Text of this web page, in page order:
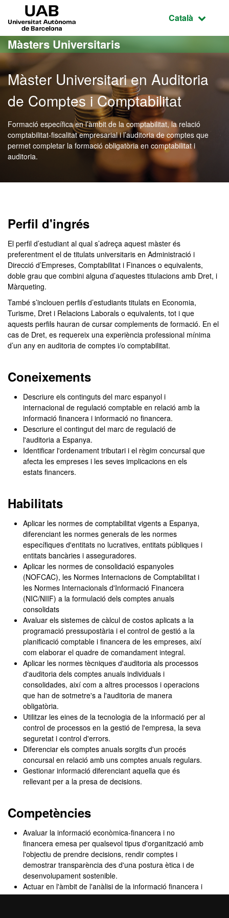
Ves al contingut principal
Ves a la navegació de la pàgina
Idioma
Català
Màsters Universitaris
Màster Universitari en Auditoria
de Comptes i Comptabilitat
Formació específica en l’àmbit de la comptabilitat, la relació
comptabilitat-fiscalitat empresarial i l’auditoria de comptes que
permet completar la formació obligatòria en comptabilitat i
auditoria.
Perfil d'ingrés
El perfil d’estudiant al qual s’adreça aquest màster és
preferentment el de titulats universitaris en Administració i
Direcció d’Empreses, Comptabilitat i Finances o equivalents,
doble grau que combini alguna d’aquestes titulacions amb Dret, i
Màrqueting.
També s’inclouen perfils d’estudiants titulats en Economia,
Turisme, Dret i Relacions Laborals o equivalents, tot i que
aquests perfils hauran de cursar complements de formació. En el
cas de Dret, es requereix una experiència professional mínima
d’un any en auditoria de comptes i/o comptabilitat.
Coneixements
Descriure els continguts del marc espanyol i
internacional de regulació comptable en relació amb la
informació financera i informació no financera.
Descriure el contingut del marc de regulació de
l'auditoria a Espanya.
Identificar l'ordenament tributari i el règim concursal que
afecta les empreses i les seves implicacions en els
estats financers.
Habilitats
Aplicar les normes de comptabilitat vigents a Espanya,
diferenciant les normes generals de les normes
específiques d'entitats no lucratives, entitats públiques i
entitats bancàries i asseguradores.
Aplicar les normes de consolidació espanyoles
(NOFCAC), les Normes Internacions de Comptabilitat i
les Normes Internacionals d'Informació Financera
(NIC/NIIF) a la formulació dels comptes anuals
consolidats
Avaluar els sistemes de càlcul de costos aplicats a la
programació pressupostària i el control de gestió a la
planificació comptable i financera de les empreses, així
com elaborar el quadre de comandament integral.
Aplicar les normes tècniques d'auditoria als processos
d'auditoria dels comptes anuals individuals i
consolidades, així com a altres processos i operacions
que han de sotmetre's a l'auditoria de manera
obligatòria.
Utilitzar les eines de la tecnologia de la informació per al
control de processos en la gestió de l'empresa, la seva
seguretat i control d'errors.
Diferenciar els comptes anuals sorgits d'un procés
concursal en relació amb uns comptes anuals regulars.
Gestionar informació diferenciant aquella que és
rellevant per a la presa de decisions.
Competències
Avaluar la informació econòmica-financera i no
financera emesa per qualsevol tipus d'organització amb
l'objectiu de prendre decisions, rendir comptes i
demostrar transparència des d'una postura ètica i de
desenvolupament sostenible.
Actuar en l'àmbit de l'anàlisi de la informació financera i
no financera de l'empresa o grup d'empreses avaluant